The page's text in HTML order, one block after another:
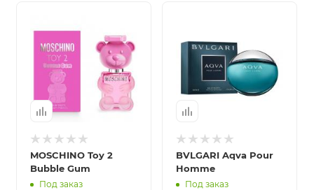
MOSCHINO Toy 2
Bubble Gum
Под заказ
BVLGARI Aqva Pour
Homme
Под заказ